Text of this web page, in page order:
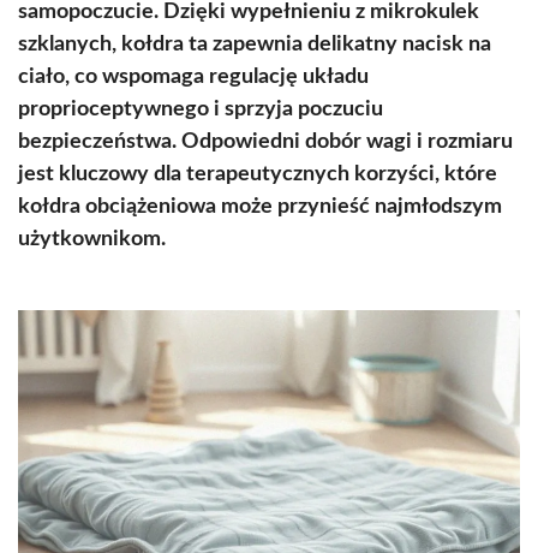
samopoczucie. Dzięki wypełnieniu z mikrokulek
szklanych, kołdra ta zapewnia delikatny nacisk na
ciało, co wspomaga regulację układu
proprioceptywnego i sprzyja poczuciu
bezpieczeństwa. Odpowiedni dobór wagi i rozmiaru
jest kluczowy dla terapeutycznych korzyści, które
kołdra obciążeniowa może przynieść najmłodszym
użytkownikom.